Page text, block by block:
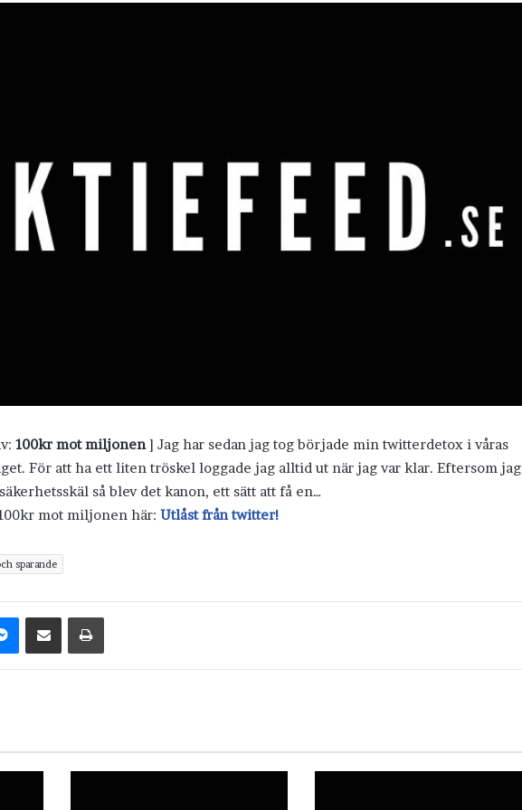
100kr mot miljonen] Jag har sedan jag tog började min twitterdetox i våras
För att ha ett liten tröskel loggade jag alltid ut när jag var klar. Eftersom jag
så blev det kanon, ett sätt att få en…
mot miljonen här: Utlåst från twitter!
sparande
Messenger
Dela via e-post Skriv ut